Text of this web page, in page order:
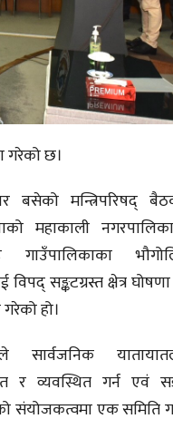
गरेको छ।
बसेको मन्त्रिपरिषद्
महाकाली
गाउँपालिकाका
विपद् सङ्कटग्रस्त क्षेत्र
हो।
सार्वजनिक
र व्यवस्थित गर्न एवं
संयोजकत्वमा एक समिति